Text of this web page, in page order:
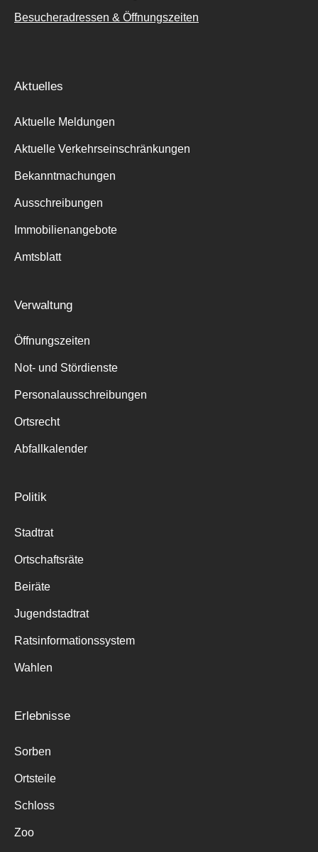
Besucheradressen & Öffnungszeiten
Aktuelles
Aktuelle Meldungen
Aktuelle Verkehrseinschränkungen
Bekanntmachungen
Ausschreibungen
Immobilienangebote
Amtsblatt
Verwaltung
Öffnungszeiten
Not- und Stördienste
Personalausschreibungen
Ortsrecht
Abfallkalender
Politik
Stadtrat
Ortschaftsräte
Beiräte
Jugendstadtrat
Ratsinformationssystem
Wahlen
Erlebnisse
Sorben
Ortsteile
Schloss
Zoo